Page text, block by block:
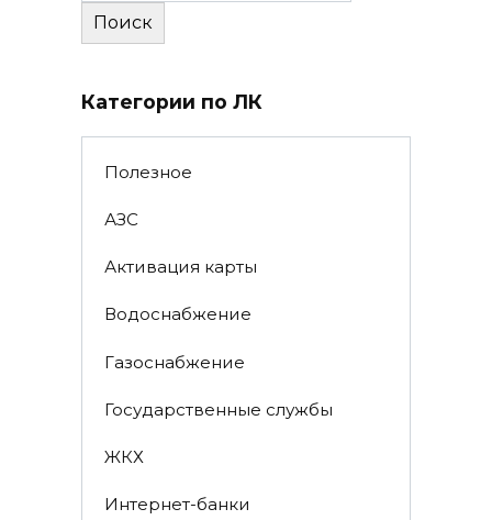
Поиск
Категории по ЛК
Полезное
АЗС
Активация карты
Водоснабжение
Газоснабжение
Государственные службы
ЖКХ
Интернет-банки